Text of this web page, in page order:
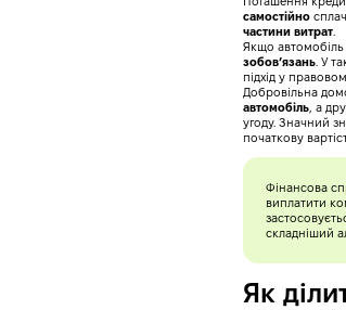
самостійно
частини витрат
Якщо
зобов’язань . У
підхід у
Добровільна
автомобіль , а
угоду. Значний
початкову
Фінансова
виплатити
складніший
Як